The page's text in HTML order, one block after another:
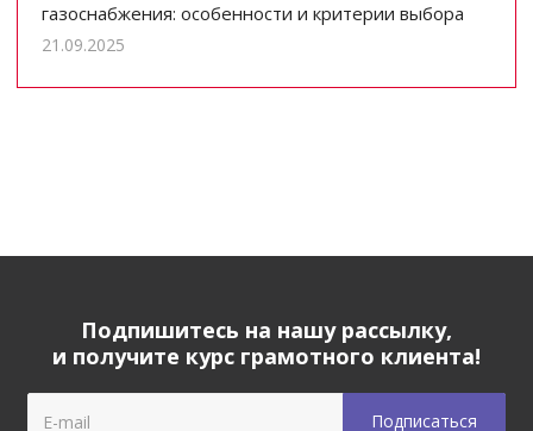
газоснабжения: особенности и критерии выбора
21.09.2025
Подпишитесь на нашу рассылку,
и получите курс грамотного клиента!